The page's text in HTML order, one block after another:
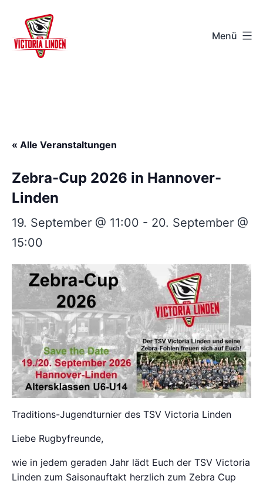
Inhalt
springen
-
Menü
« Alle Veranstaltungen
Zebra-Cup 2026 in Hannover-
Linden
19. September @ 11:00 - 20. September @
15:00
Traditions-Jugendturnier des TSV Victoria Linden
Liebe Rugbyfreunde,
wie in jedem geraden Jahr lädt Euch der TSV Victoria
Linden zum Saisonauftakt herzlich zum Zebra Cup